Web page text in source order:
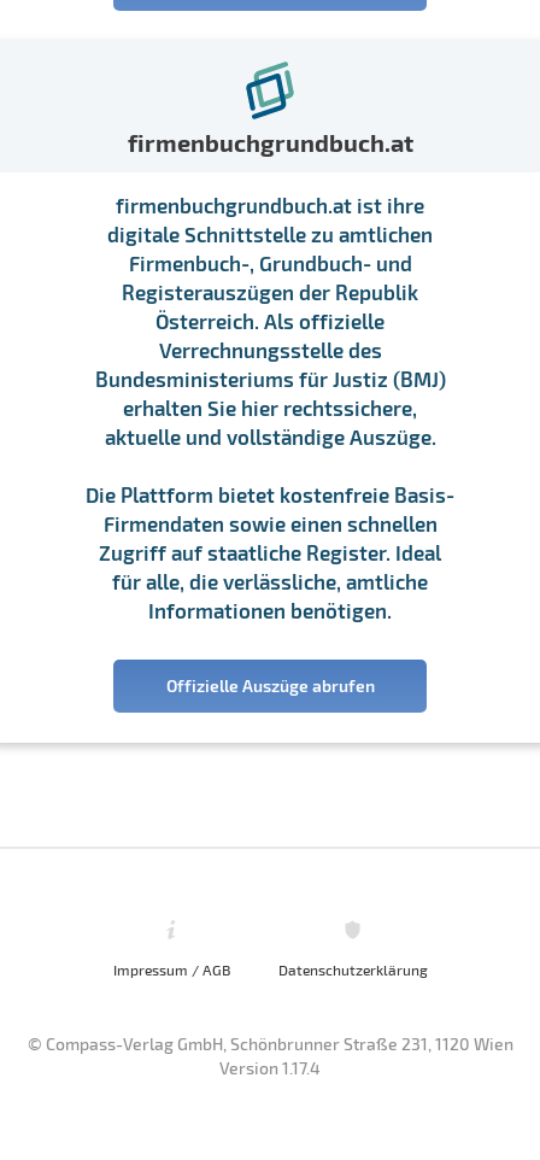
firmenbuchgrundbuch.at
firmenbuchgrundbuch.at ist ihre
digitale Schnittstelle zu amtlichen
Firmenbuch-, Grundbuch- und
Registerauszügen der Republik
Österreich. Als offizielle
Verrechnungsstelle des
Bundesministeriums für Justiz (BMJ)
erhalten Sie hier rechtssichere,
aktuelle und vollständige Auszüge.
Die Plattform bietet kostenfreie Basis-
Firmendaten sowie einen schnellen
Zugriff auf staatliche Register. Ideal
für alle, die verlässliche, amtliche
Informationen benötigen.
Offizielle Auszüge abrufen
Impressum / AGB Datenschutzerklärung
© Compass-Verlag GmbH, Schönbrunner Straße 231, 1120 Wien
Version 1.17.4